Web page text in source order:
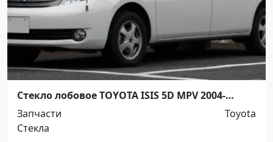
Стекло лобовое TOYOTA ISIS 5D MPV 2004-
Краснодар
Запчасти
Toyota
Стекла